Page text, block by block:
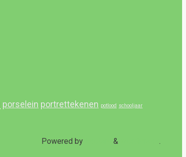
porselein portrettekenen potlood schooljaar
Powered by &